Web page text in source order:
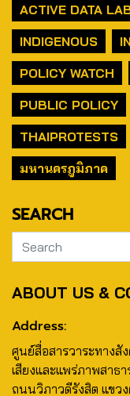
ACTIVE DATA
INDIGENOUS
POLICY WATCH
PUBLIC POLICY
THAIPROTESTS
มหานครภูมิภาค
SEARCH
ABOUT US &
Address:
ศูนย์สื่อสารวาระทางสั
เสียงและแพร่ภาพสาธ
ถนนวิภาวดีรังสิต แขวง